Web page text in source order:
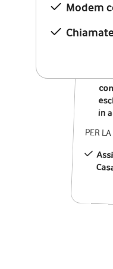
Modem
12
in
PER